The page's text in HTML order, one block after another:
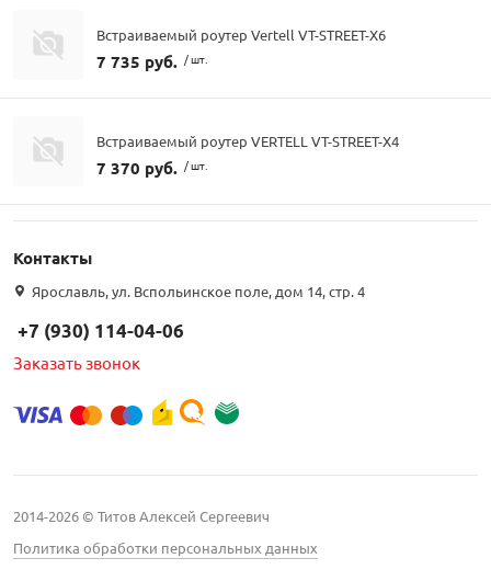
Встраиваемый роутер Vertell VT-STREET-X6
7 735 руб. / шт.
Встраиваемый роутер VERTELL VT-STREET-X4
7 370 руб. / шт.
Контакты
Ярославль, ул. Вспольинское поле, дом 14, стр. 4
+7 (930) 114-04-06
Заказать звонок
2014-2026 © Титов Алексей Сергеевич
Политика обработки персональных данных